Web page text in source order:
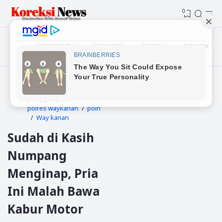
0
KOREKSI TV EKONOMI SOSIAL POLITIK
Beranda
kriminal
penggelapan
polres waykanan
polri
Way kanan
Sudah di Kasih
Numpang
Menginap, Pria
Ini Malah Bawa
Kabur Motor